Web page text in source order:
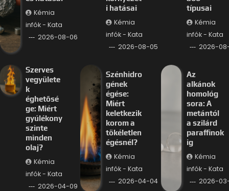
Kémia
infók - Kata
2026-08-06
i hatásai
Kémia
infók - Kata
2026-08-05
típusai
Kémia
infók - Kata
2026-
Szerves
vegyülete
k
éghetősé
ge: Miért
gyúlékony
szinte
minden
olaj?
Kémia
infók - Kata
2026-04-09
Szénhidro
gének
égése:
Miért
keletkezik
korom a
tökéletlen
égésnél?
Kémia
infók - Kata
2026-04-04
Az
alkánok
homológ
sora: A
metántól
a szilárd
paraffinok
ig
Kémia
infók - Kata
2026-